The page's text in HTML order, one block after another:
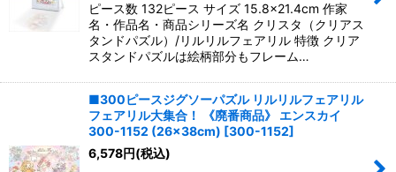
ピース数 132ピース サイズ 15.8×21.4cm 作家
名・作品名・商品シリーズ名 クリスタ（クリアス
タンドパズル）/リルリルフェアリル 特徴 クリア
スタンドパズルは絵柄部分もフレーム…
■300ピースジグソーパズル リルリルフェアリル
フェアリル大集合！ 《廃番商品》 エンスカイ
300-1152 (26×38cm) [300-1152]
6,578円(税込)